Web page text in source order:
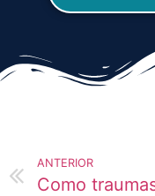
ANTERIOR